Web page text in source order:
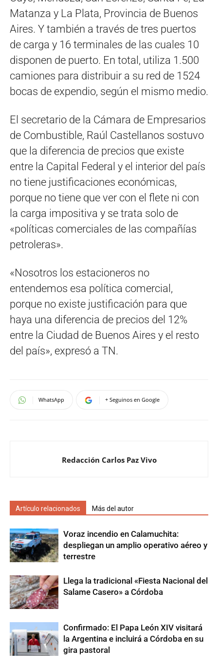
Matanza y La Plata, Provincia de Buenos
Aires. Y también a través de tres puertos
de carga y 16 terminales de las cuales 10
disponen de puerto. En total, utiliza 1.500
camiones para distribuir a su red de 1524
bocas de expendio, según el mismo medio.
El secretario de la Cámara de Empresarios
de Combustible, Raúl Castellanos sostuvo
que la diferencia de precios que existe
entre la Capital Federal y el interior del país
no tiene justificaciones económicas,
porque no tiene que ver con el flete ni con
la carga impositiva y se trata solo de
«políticas comerciales de las compañías
petroleras».
«Nosotros los estacioneros no
entendemos esa política comercial,
porque no existe justificación para que
haya una diferencia de precios del 12%
entre la Ciudad de Buenos Aires y el resto
del país», expresó a TN.
WhatsApp + Seguinos en Google
Redacción Carlos Paz Vivo
Artículo relacionados Más del autor
Voraz incendio en Calamuchita:
despliegan un amplio operativo aéreo y
terrestre
Llega la tradicional «Fiesta Nacional del
Salame Casero» a Córdoba
Confirmado: El Papa León XIV visitará
la Argentina e incluirá a Córdoba en su
gira pastoral